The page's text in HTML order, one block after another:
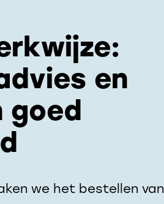
en
goed
we het bestellen van